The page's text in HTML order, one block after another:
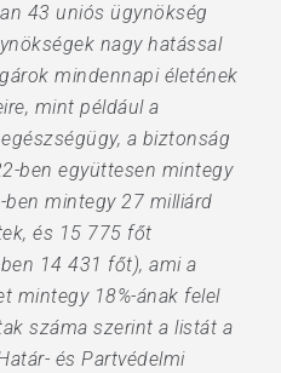
43 uniós ügynökség
nagy hatással
mindennapi életének
mint például a
a biztonság
ben együttesen mintegy
mintegy 27 milliárd
és 15 775 főt
14 431 főt), ami a
mintegy 18%-ának felel
száma szerint a listát a
és Partvédelmi